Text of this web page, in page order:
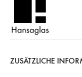
ZUSÄTZLICHE